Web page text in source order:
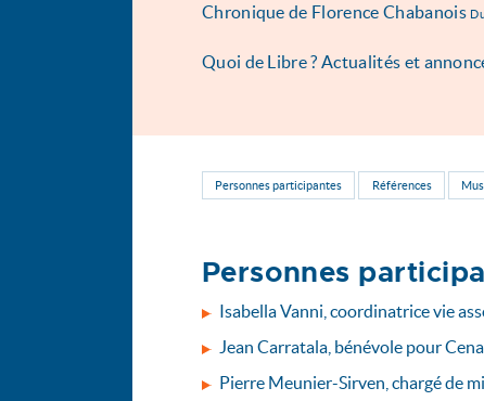
Chronique de Florence Chabanois
Quoi de Libre ? Actualités et
Personnes participantes Références
Personnes
Isabella Vanni, coordinatrice vie
Jean Carratala, bénévole pour
Pierre Meunier-Sirven, chargé de